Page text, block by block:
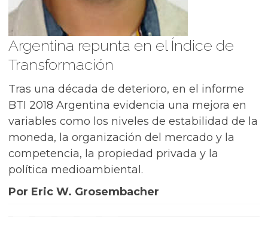
Argentina repunta en el Índice de
Transformación
Tras una década de deterioro, en el informe
BTI 2018 Argentina evidencia una mejora en
variables como los niveles de estabilidad de la
moneda, la organización del mercado y la
competencia, la propiedad privada y la
política medioambiental.
Por Eric W. Grosembacher